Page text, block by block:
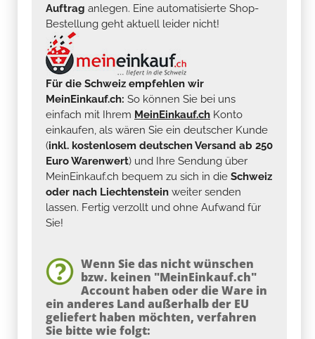
Auftrag anlegen. Eine automatisierte Shop-
Bestellung geht aktuell leider nicht!
Für die Schweiz empfehlen wir
MeinEinkauf.ch: So können Sie bei uns
einfach mit Ihrem MeinEinkauf.ch Konto
einkaufen, als wären Sie ein deutscher Kunde
(inkl. kostenlosem deutschen Versand ab 250
Euro Warenwert) und Ihre Sendung über
MeinEinkauf.ch bequem zu sich in die Schweiz
oder nach Liechtenstein weiter senden
lassen. Fertig verzollt und ohne Aufwand für
Sie!
Wenn Sie das nicht wünschen
bzw. keinen "MeinEinkauf.ch"
Account haben oder die Ware in
ein anderes Land außerhalb der EU
geliefert haben möchten, verfahren
Sie bitte wie folgt: